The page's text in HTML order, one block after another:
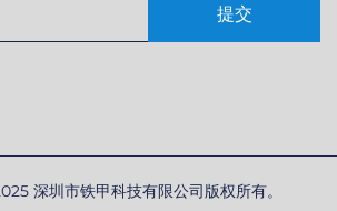
提交
深圳市铁甲科技有限公司版权所有。